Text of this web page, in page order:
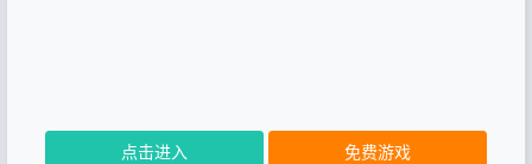
点击进入 免费游戏